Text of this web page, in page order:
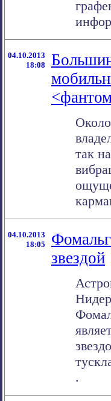
04.10.2013
18:08
так
04.10.2013
18:05
звездой
.